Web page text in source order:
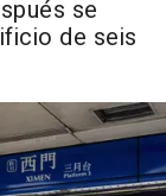
se
de seis